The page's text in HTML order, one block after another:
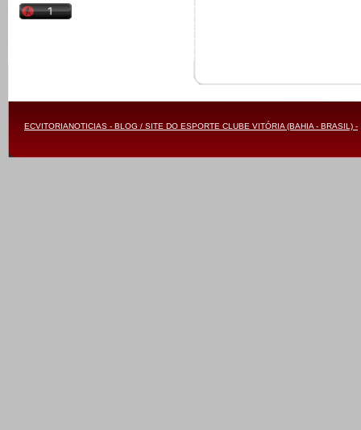
ECVITORIANOTICIAS - BLOG / SITE DO ESPORTE CLUBE VITÓRIA (BAHIA - BRASIL) -